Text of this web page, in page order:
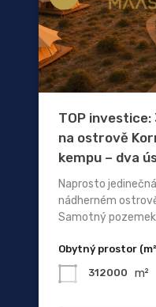
TOP
na ostrově
kempu – dva
Naprosto
nádherném
Samotný
Obytný prostor
312000 m²